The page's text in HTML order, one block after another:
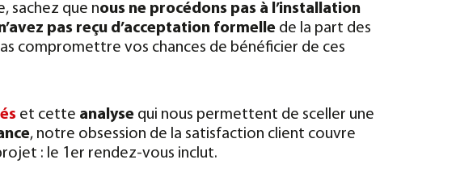
sachez que nous ne procédons pas à l’installation
pas reçu d’acceptation formelle de la part des
compromettre vos chances de bénéficier de ces
et cette analyse qui nous permettent de sceller une
, notre obsession de la satisfaction client couvre
: le 1er rendez-vous inclut.